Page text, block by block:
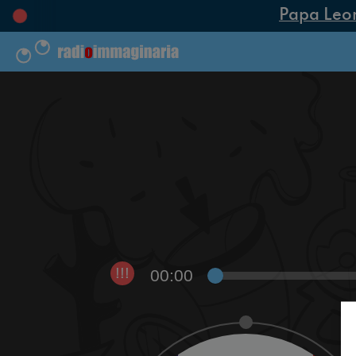
Papa
!!! 00:00